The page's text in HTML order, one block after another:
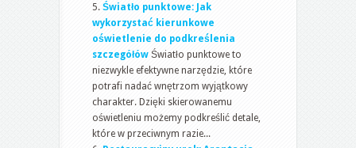
Światło punktowe: Jak
wykorzystać kierunkowe
oświetlenie do podkreślenia
szczegółów Światło punktowe to
niezwykle efektywne narzędzie, które
potrafi nadać wnętrzom wyjątkowy
charakter. Dzięki skierowanemu
oświetleniu możemy podkreślić detale,
które w przeciwnym razie...